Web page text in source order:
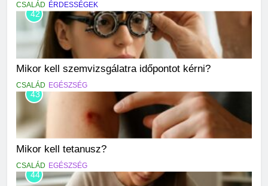
CSALÁD ÉRDESSÉGEK
42
Mikor kell szemvizsgálatra időpontot kérni?
CSALÁD EGÉSZSÉG
43
Mikor kell tetanusz?
CSALÁD EGÉSZSÉG
44